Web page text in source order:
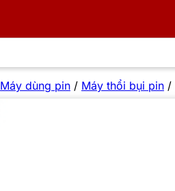
Máy dùng pin / Máy thổi bụi pin /